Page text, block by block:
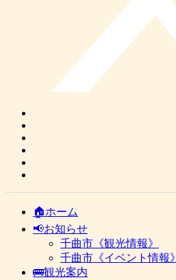
🏠ホーム
📢お知らせ
千曲市《観光情報》
千曲市《イベント情報》
🚌観光案内